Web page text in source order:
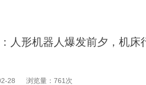
：人形机器人爆发前夕，机床
02-28 浏览量：761次